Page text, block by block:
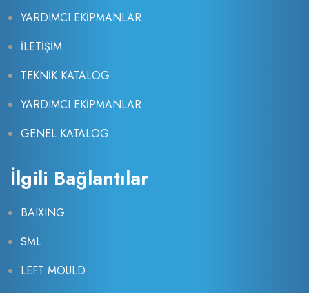
YARDIMCI EKİPMANLAR
İLETİŞİM
TEKNİK KATALOG
YARDIMCI EKİPMANLAR
GENEL KATALOG
İlgili Bağlantılar
BAIXING
SML
LEFT MOULD